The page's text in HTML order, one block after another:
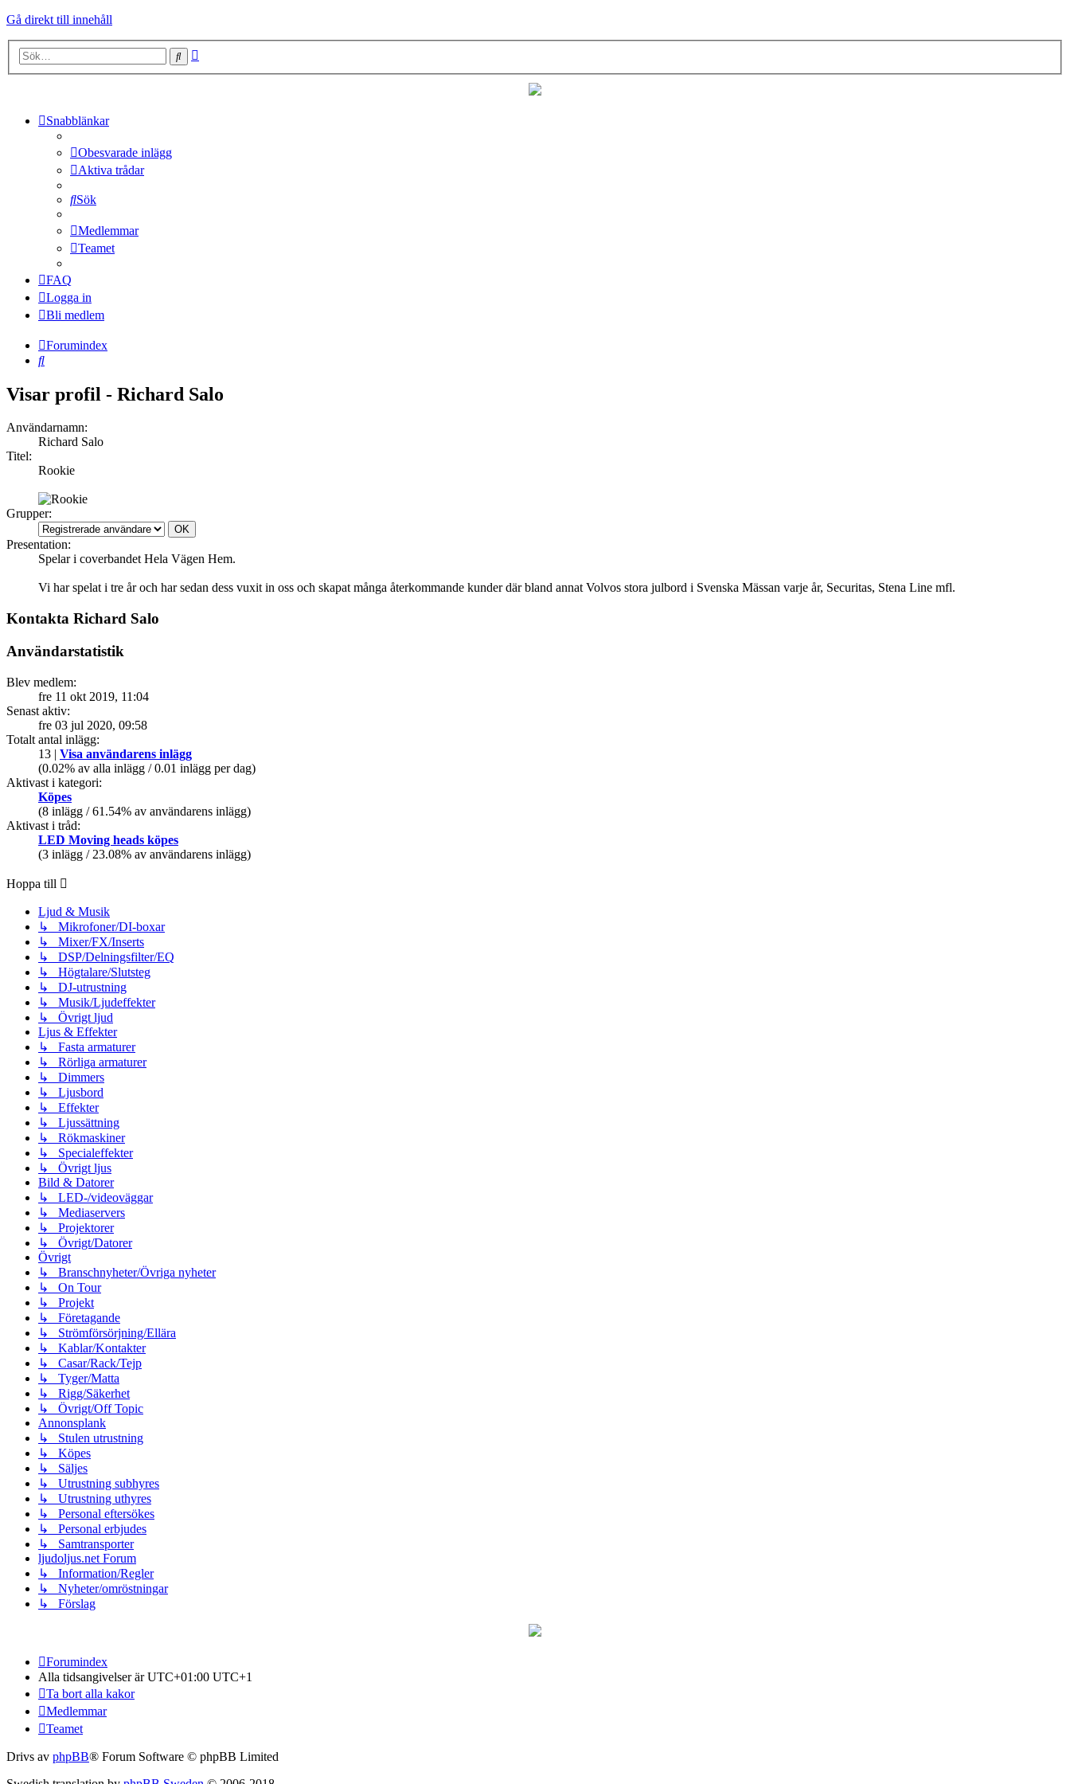
Gå direkt till innehåll
Sök
Snabblänkar
Obesvarade inlägg
Aktiva trådar
Sök
Medlemmar
Teamet
FAQ
Logga in
Bli medlem
Forumindex
Sök
Visar profil - Richard Salo
Användarnamn:
Richard Salo
Titel:
Rookie
Grupper:
Presentation:
Spelar i coverbandet Hela Vägen Hem.
Vi har spelat i tre år och har sedan dess vuxit in oss och skapat många återkommande kunder där bland annat Volvos stora julbord i Svenska Mässan varje år, Securitas, Stena Line mfl.
Kontakta Richard Salo
Användarstatistik
Blev medlem:
fre 11 okt 2019, 11:04
Senast aktiv:
fre 03 jul 2020, 09:58
Totalt antal inlägg:
13 | Visa användarens inlägg
(0.02% av alla inlägg / 0.01 inlägg per dag)
Aktivast i kategori:
Köpes
(8 inlägg / 61.54% av användarens inlägg)
Aktivast i tråd:
LED Moving heads köpes
(3 inlägg / 23.08% av användarens inlägg)
Hoppa till
Ljud & Musik
↳ Mikrofoner/DI-boxar
↳ Mixer/FX/Inserts
↳ DSP/Delningsfilter/EQ
↳ Högtalare/Slutsteg
↳ DJ-utrustning
↳ Musik/Ljudeffekter
↳ Övrigt ljud
Ljus & Effekter
↳ Fasta armaturer
↳ Rörliga armaturer
↳ Dimmers
↳ Ljusbord
↳ Effekter
↳ Ljussättning
↳ Rökmaskiner
↳ Specialeffekter
↳ Övrigt ljus
Bild & Datorer
↳ LED-/videoväggar
↳ Mediaservers
↳ Projektorer
↳ Övrigt/Datorer
Övrigt
↳ Branschnyheter/Övriga nyheter
↳ On Tour
↳ Projekt
↳ Företagande
↳ Strömförsörjning/Ellära
↳ Kablar/Kontakter
↳ Casar/Rack/Tejp
↳ Tyger/Matta
↳ Rigg/Säkerhet
↳ Övrigt/Off Topic
Annonsplank
↳ Stulen utrustning
↳ Köpes
↳ Säljes
↳ Utrustning subhyres
↳ Utrustning uthyres
↳ Personal eftersökes
↳ Personal erbjudes
↳ Samtransporter
ljudoljus.net Forum
↳ Information/Regler
↳ Nyheter/omröstningar
↳ Förslag
Forumindex
Alla tidsangivelser är UTC+01:00 UTC+1
Ta bort alla kakor
Medlemmar
Teamet
Drivs av phpBB® Forum Software © phpBB Limited